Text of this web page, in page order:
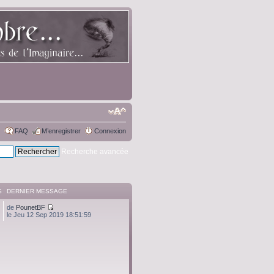
FAQ M’enregistrer Connexion
Recherche avancée
DERNIER MESSAGE
de PounetBF
le Jeu 12 Sep 2019 18:51:59